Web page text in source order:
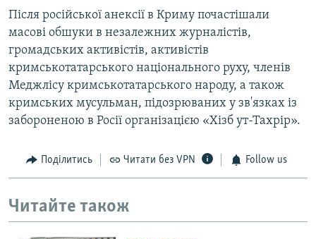
Після російської анексії в Криму почастішали
масові обшуки в незалежних журналістів,
громадських активістів, активістів
кримськотатарського національного руху, членів
Меджлісу кримськотатарського народу, а також
кримських мусульман, підозрюваних у зв'язках із
забороненою в Росії організацією «Хізб ут-Тахрір».
Поділитись Читати без VPN Follow us
Читайте також